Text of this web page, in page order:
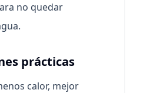
no quedar
prácticas
calor, mejor